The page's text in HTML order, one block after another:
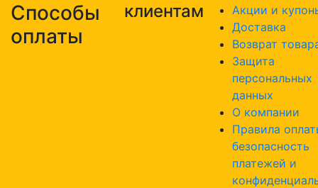
Способы
оплаты
клиентам
Акции и
Доставка
Возврат
Защита
персональных
данных
О компании
Правила
безопасность
платежей и